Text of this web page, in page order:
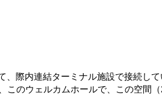
際内連結ターミナル施設で接続して
のウェルカムホールで、この空間